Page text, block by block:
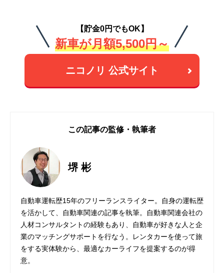
【貯金0円でもOK】
新車が月額5,500円～
ニコノリ 公式サイト
この記事の監修・執筆者
堺 彬
自動車運転歴15年のフリーランスライター。自身の運転歴
を活かして、自動車関連の記事を執筆。自動車関連会社の
人材コンサルタントの経験もあり、自動車が好きな人と企
業のマッチングサポートを行なう。レンタカーを使って旅
をする実体験から、最適なカーライフを提案するのが得
意。